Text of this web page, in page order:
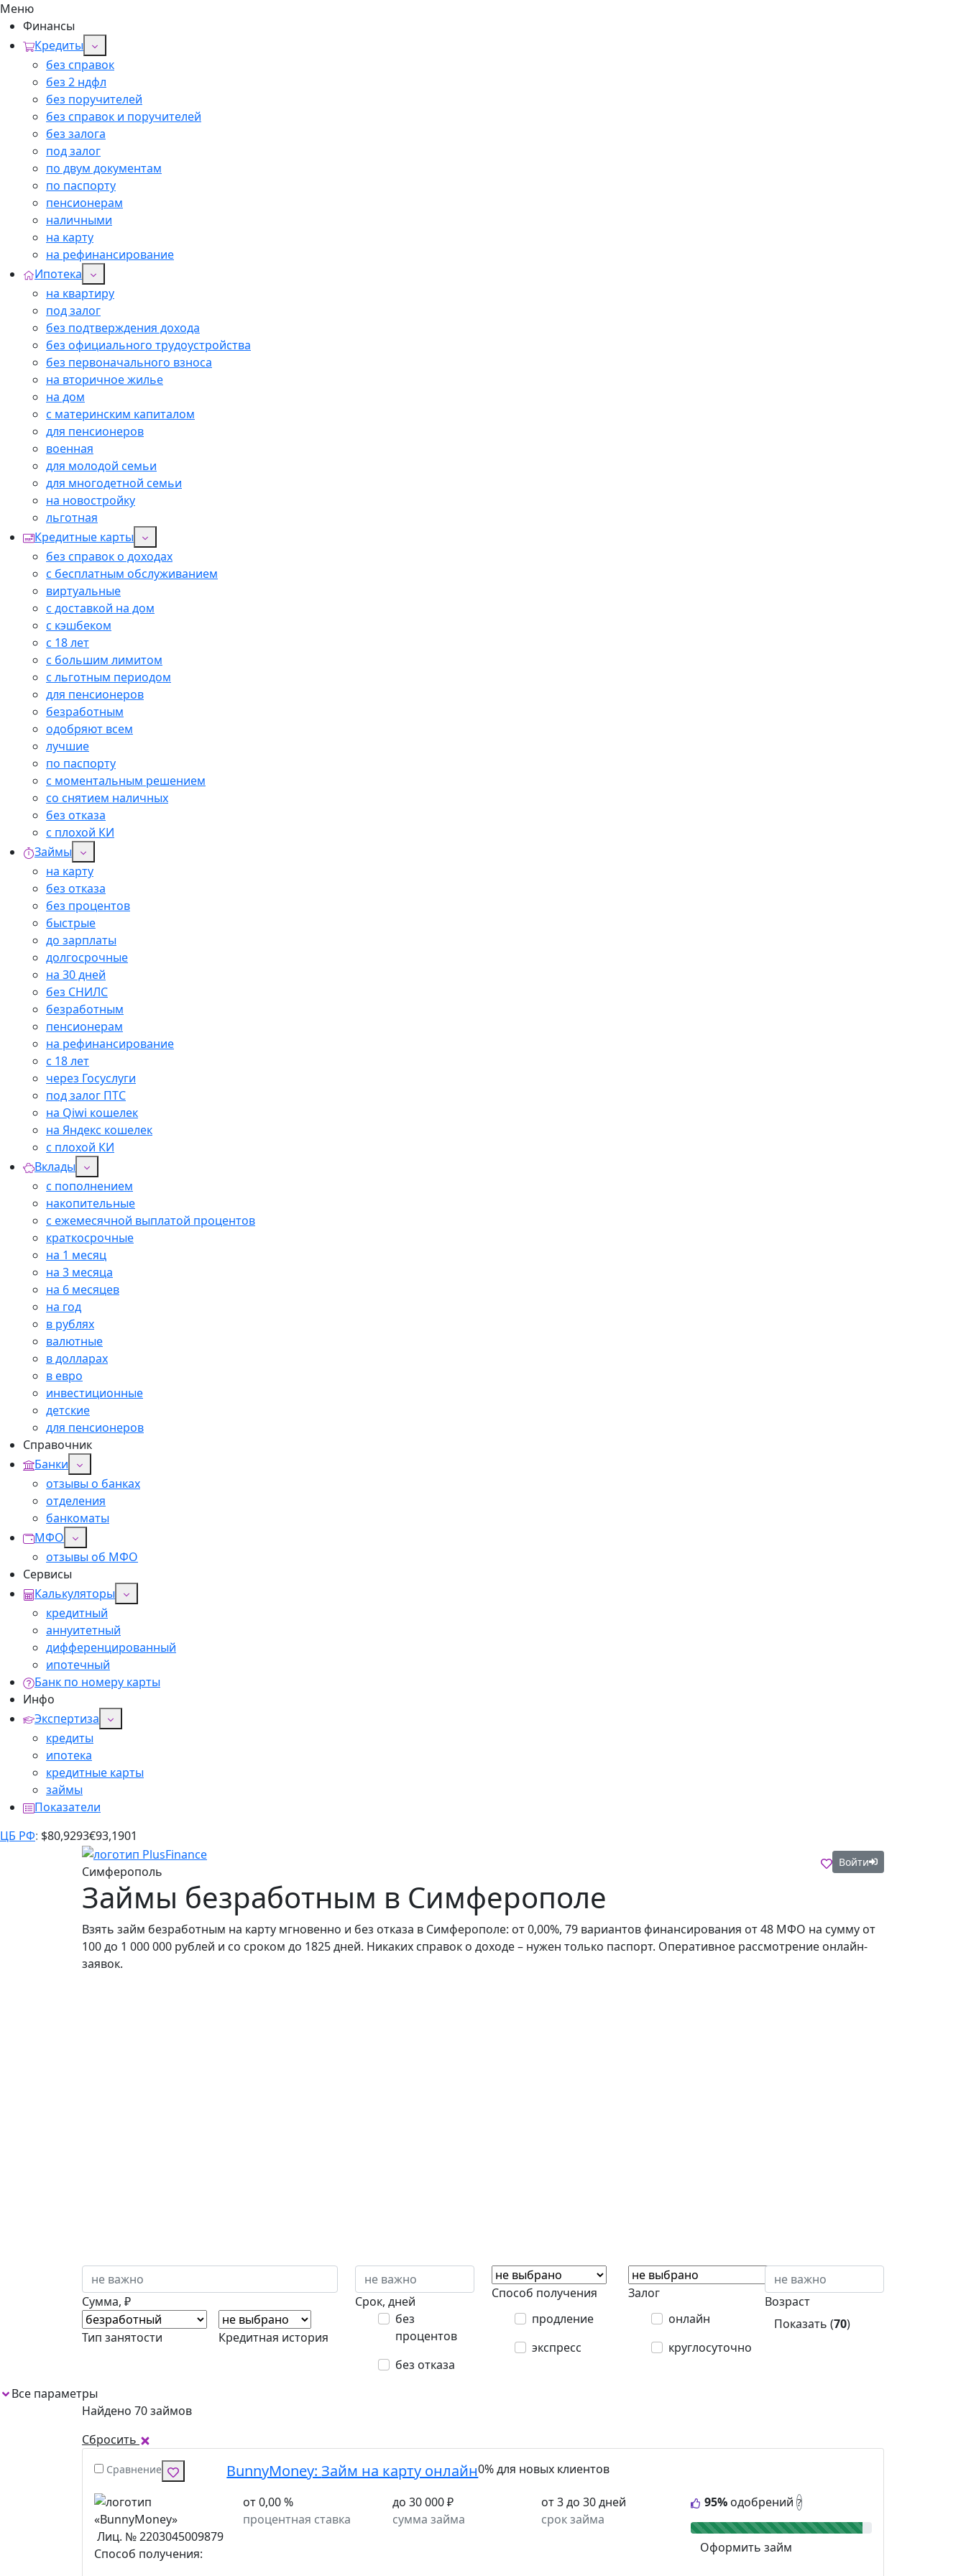
Меню
Финансы
Кредиты
без справок
без 2 ндфл
без поручителей
без справок и поручителей
без залога
под залог
по двум документам
по паспорту
пенсионерам
наличными
на карту
на рефинансирование
Ипотека
на квартиру
под залог
без подтверждения дохода
без официального трудоустройства
без первоначального взноса
на вторичное жилье
на дом
с материнским капиталом
для пенсионеров
военная
для молодой семьи
для многодетной семьи
на новостройку
льготная
Кредитные карты
без справок о доходах
с бесплатным обслуживанием
виртуальные
с доставкой на дом
с кэшбеком
с 18 лет
с большим лимитом
с льготным периодом
для пенсионеров
безработным
одобряют всем
лучшие
по паспорту
с моментальным решением
со снятием наличных
без отказа
с плохой КИ
Займы
на карту
без отказа
без процентов
быстрые
до зарплаты
долгосрочные
на 30 дней
без СНИЛС
безработным
пенсионерам
на рефинансирование
с 18 лет
через Госуслуги
под залог ПТС
на Qiwi кошелек
на Яндекс кошелек
с плохой КИ
Вклады
с пополнением
накопительные
с ежемесячной выплатой процентов
краткосрочные
на 1 месяц
на 3 месяца
на 6 месяцев
на год
в рублях
валютные
в долларах
в евро
инвестиционные
детские
для пенсионеров
Справочник
Банки
отзывы о банках
отделения
банкоматы
МФО
отзывы об МФО
Сервисы
Калькуляторы
кредитный
аннуитетный
дифференцированный
ипотечный
Банк по номеру карты
Инфо
Экспертиза
кредиты
ипотека
кредитные карты
займы
Показатели
ЦБ РФ: $80,9293€93,1901
Симферополь
Войти
Займы безработным в Симферополе
Взять займ безработным на карту мгновенно и без отказа в Симферополе: от 0,00%, 79 вариантов финансирования от 48 МФО на сумму от
100 до 1 000 000 рублей и со сроком до 1825 дней. Никаких справок о доходе – нужен только паспорт. Оперативное рассмотрение онлайн-
заявок.
Сумма, ₽ Срок, дней
Способ получения Залог
Возраст
Тип занятости Кредитная история
без
процентов
без отказа
продление
экспресс
онлайн
круглосуточно
Показать (70)
Все параметры
Найдено 70 займов
Сбросить
Сравнение BunnyMoney:Займ на карту онлайн0% для новых клиентов
Лиц. № 2203045009879
от 0,00 %
процентная ставка
до 30 000 ₽
сумма займа
от 3 до 30 дней
срок займа
Способ получения:
95%одобрений ?
Оформить займ